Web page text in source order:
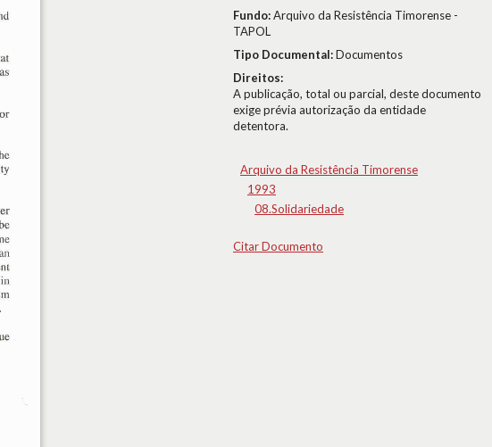
Fundo:Arquivo da Resistência Timorense -
TAPOL
Tipo Documental:Documentos
Direitos:
A publicação, total ou parcial, deste documento
exige prévia autorização da entidade
detentora.
Arquivo da Resistência Timorense
1993
08.Solidariedade
Citar Documento